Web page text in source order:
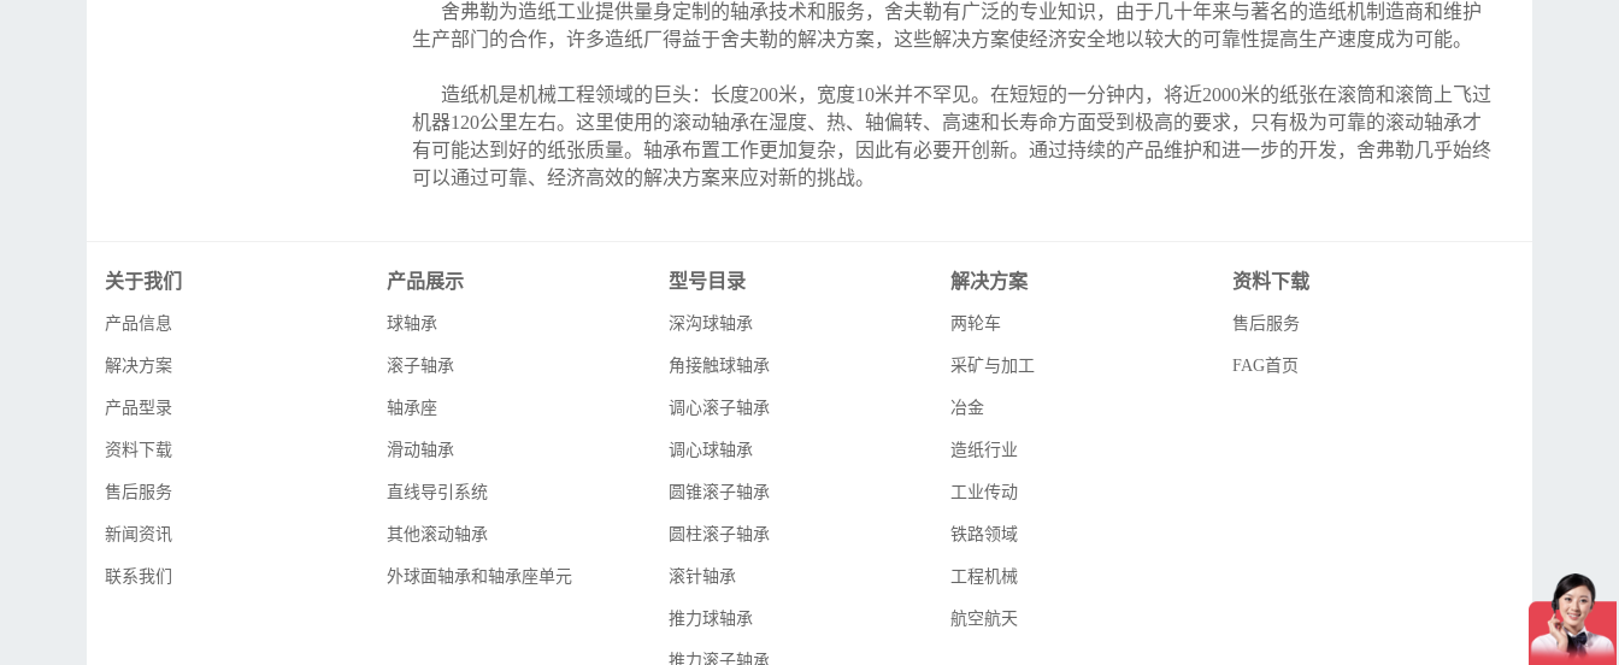
舍弗勒为造纸工业提供量身定制的轴承技术和服务，舍夫勒有广泛的专业知识，由于几十年来与著名的造纸机制造商和维护
生产部门的合作，许多造纸厂得益于舍夫勒的解决方案，这些解决方案使经济安全地以较大的可靠性提高生产速度成为可能。
造纸机是机械工程领域的巨头：长度200米，宽度10米并不罕见。在短短的一分钟内，将近2000米的纸张在滚筒和滚筒上飞过
机器120公里左右。这里使用的滚动轴承在湿度、热、轴偏转、高速和长寿命方面受到极高的要求，只有极为可靠的滚动轴承才
有可能达到好的纸张质量。轴承布置工作更加复杂，因此有必要开创新。通过持续的产品维护和进一步的开发，舍弗勒几乎始终
可以通过可靠、经济高效的解决方案来应对新的挑战。
关于我们
产品信息
解决方案
产品型录
资料下载
售后服务
新闻资讯
联系我们
产品展示
球轴承
滚子轴承
轴承座
滑动轴承
直线导引系统
其他滚动轴承
外球面轴承和轴承座单元
型号目录
深沟球轴承
角接触球轴承
调心滚子轴承
调心球轴承
圆锥滚子轴承
圆柱滚子轴承
滚针轴承
推力球轴承
推力滚子轴承
解决方案
两轮车
采矿与加工
冶金
造纸行业
工业传动
铁路领域
工程机械
航空航天
资料下载
售后服务
FAG首页